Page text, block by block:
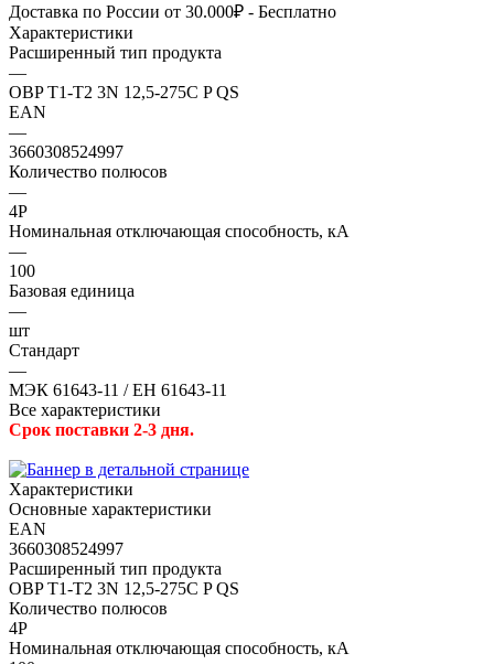
Доставка по России от 30.000₽ - Бесплатно
Характеристики
Расширенный тип продукта
—
OBP T1-T2 3N 12,5-275C P QS
EAN
—
3660308524997
Количество полюсов
—
4P
Номинальная отключающая способность, кА
—
100
Базовая единица
—
шт
Стандарт
—
МЭК 61643-11 / ЕН 61643-11
Все характеристики
Срок поставки 2-3 дня.
Характеристики
Основные характеристики
EAN
3660308524997
Расширенный тип продукта
OBP T1-T2 3N 12,5-275C P QS
Количество полюсов
4P
Номинальная отключающая способность, кА